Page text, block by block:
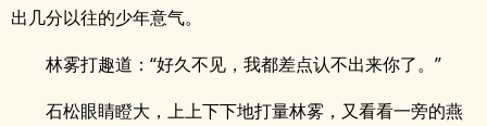
出几分以往的少年意气。
林雾打趣道：“好久不见，我都差点认不出来你了。”
石松眼睛瞪大，上上下下地打量林雾，又看看一旁的燕